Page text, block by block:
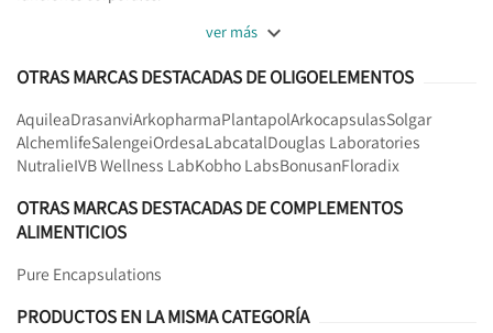
ver más 
OTRAS MARCAS DESTACADAS DE OLIGOELEMENTOS
AquileaDrasanviArkopharmaPlantapolArkocapsulasSolgar
AlchemlifeSalengeiOrdesaLabcatalDouglas Laboratories
NutralieIVB Wellness LabKobho LabsBonusanFloradix
OTRAS MARCAS DESTACADAS DE COMPLEMENTOS
ALIMENTICIOS
Pure Encapsulations
PRODUCTOS EN LA MISMA CATEGORÍA